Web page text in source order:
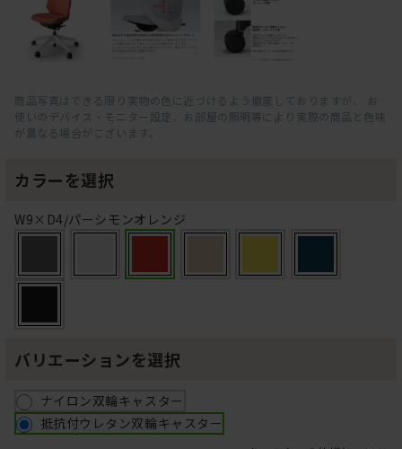
商品写真はできる限り実物の色に近づけるよう徹底しておりますが、 お
使いのデバイス・モニター設定、お部屋の照明等により実際の商品と色味
が異なる場合がございます。
カラーを選択
W9×D4/パーシモンオレンジ
バリエーションを選択
ナイロン双輪キャスター
抵抗付ウレタン双輪キャスター